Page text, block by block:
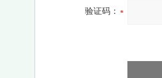
验证码：